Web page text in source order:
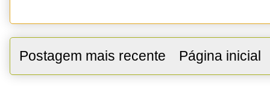
Postagem mais recente Página inicial